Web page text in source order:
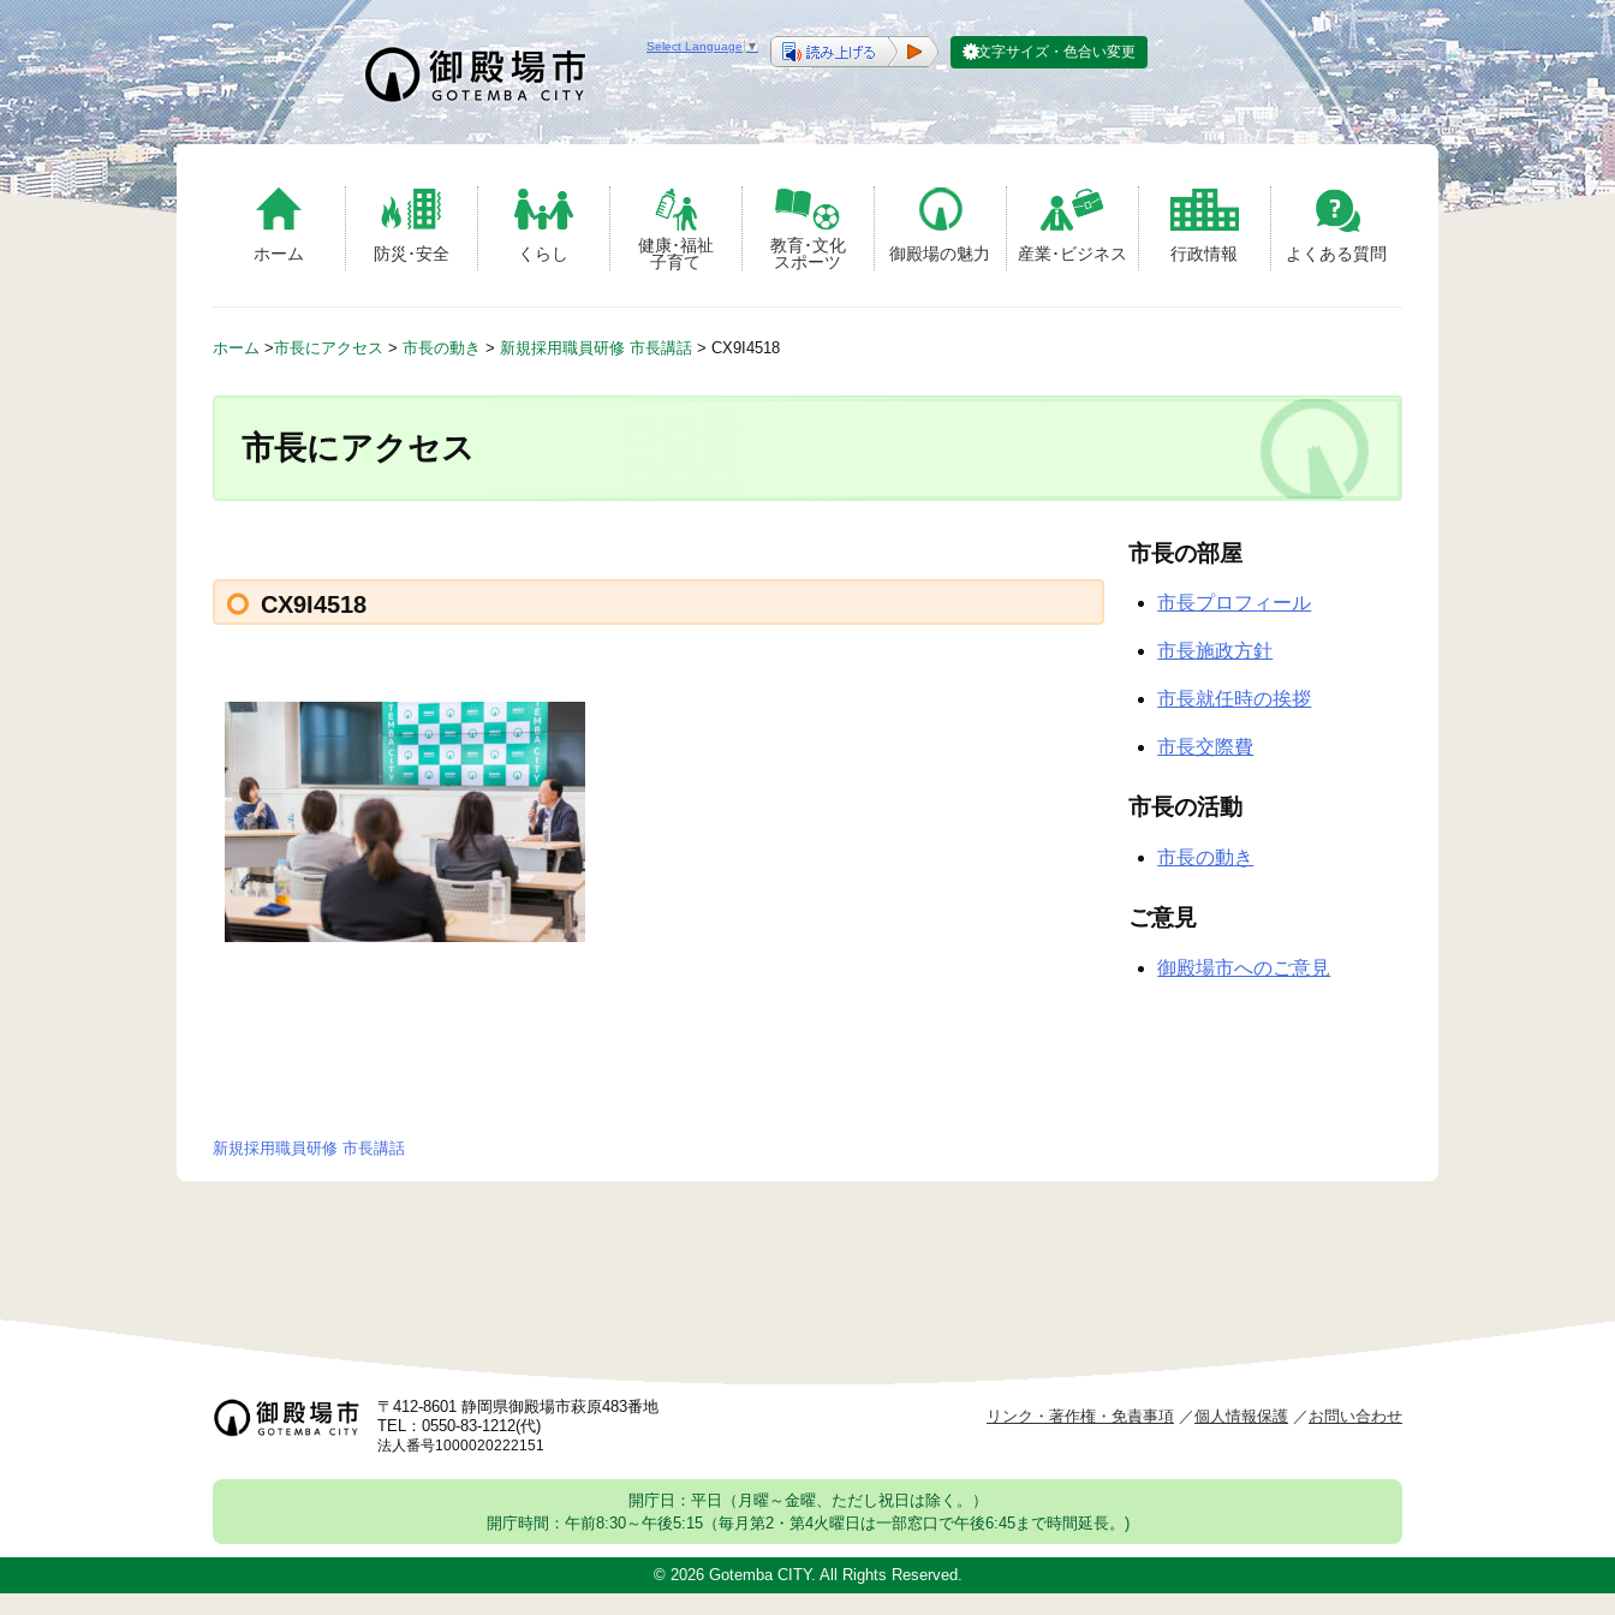
Skip
to
content
ホーム 防災･安全 くらし
健康･福祉
子育て
教育･文化
スポーツ
御殿場の魅力 産業･ビジネス 行政情報 よくある質問
Select Language ▼ 文字サイズ・色合い変更
ホーム >市長にアクセス > 市長の動き > 新規採用職員研修 市長講話 > CX9I4518
市長にアクセス
CX9I4518
投
シ
ョ
新規採用職員研修 市長講話
市長の部屋
市長プロフィール
市長施政方針
市長就任時の挨拶
市長交際費
市長の活動
市長の動き
ご意見
御殿場市へのご意見
〒412-8601 静岡県御殿場市萩原483番地
TEL：0550-83-1212(代)
法人番号1000020222151
リンク・著作権・免責事項 個人情報保護 お問い合わせ
開庁日：平日（月曜～金曜、ただし祝日は除く。）
開庁時間：午前8:30～午後5:15（毎月第2・第4火曜日は一部窓口で午後6:45まで時間延長。)
© 2026 Gotemba CITY. All Rights Reserved.